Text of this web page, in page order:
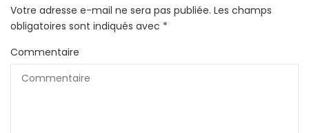
Votre adresse e-mail ne sera pas publiée. Les champs
obligatoires sont indiqués avec *
Commentaire